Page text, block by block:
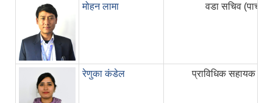
मोहन लामा वडा सचिव (पाचौं)
रेणुका कंडेल प्राविधिक सहायक